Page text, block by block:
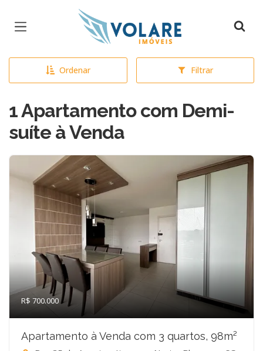
Página inicial
Ordenar Filtrar
1 Apartamento com Demi-
suíte à Venda
R$ 700.000
Apartamento à Venda com 3 quartos, 98m²